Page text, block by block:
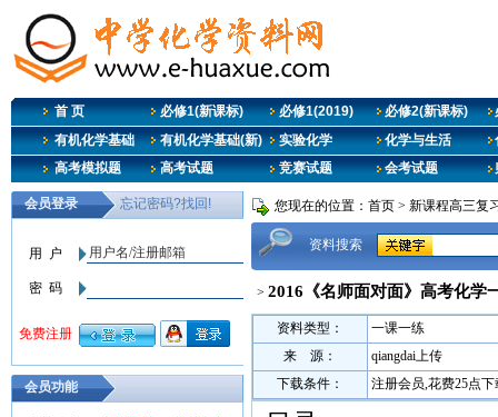
首 页 必修1(新课标) 必修1(2019) 必修2(新课标)
有机化学基础
有机化学基础(新) 实验化学 化学与生活
高考模拟题
高考试题 竞赛试题 会考试题
会员功能
您现在的位置： 首页 > 新课程高三复
资料搜索
> 2016《名师面对面》高考化学
资料类型：
一课一练
来 源：
qiangdai上传
下载条件：
注册会员,花费25点